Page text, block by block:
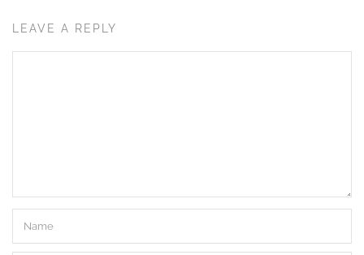
LEAVE A REPLY